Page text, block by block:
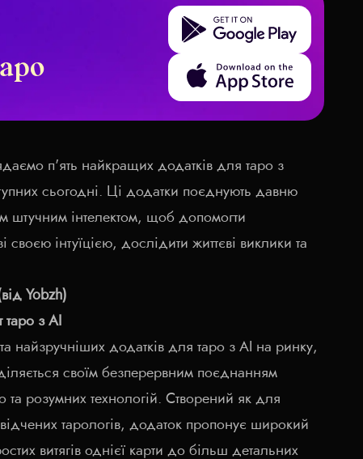
Get it on Google Play
Download on the App Store
п'ять найкращих додатків для таро з
сьогодні. Ці додатки поєднують давню
штучним інтелектом, щоб допомогти
своєю інтуїцією, дослідити життєві виклики та
Yobzh)
таро з AI
найзручніших додатків для таро з AI на ринку,
своїм безперервним поєднанням
та розумних технологій. Створений як для
тарологів, додаток пропонує широкий
витягів однієї карти до більш детальних